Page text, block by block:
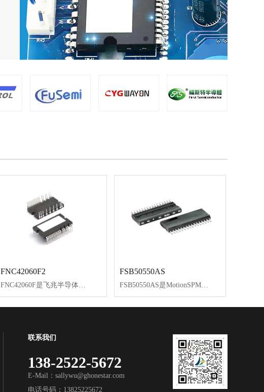
FNC42060F2
FNC42060F是飞兆半导体新开发的MotionSPM®45系列产品，为低功率应用（如空调和工业逆变器）中的交流电机驱动提供非常紧凑且高性能的逆变器解决方案。
FSB50550AS
FSB50550AS是MotionSPM®5系列产品，基于快速恢复MOSFET（FRFET®）技术，用作小功率电机驱动应用（如风扇和泵）的紧凑型逆变器解决方案。
联系我们
138-2522-5672
E-Mail：sallywu@ghonestar.com
电话号码：13825225672